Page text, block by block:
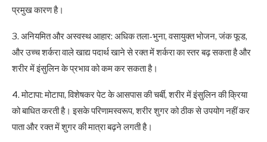
प्रमुख कारण है।
3. अनियमित और अस्वस्थ आहार: अधिक तला-भुना, वसायुक्त भोजन, जंक फूड,
और उच्च शर्करा वाले खाद्य पदार्थ खाने से रक्त में शर्करा का स्तर बढ़ सकता है और
शरीर में इंसुलिन के प्रभाव को कम कर सकता है।
4. मोटापा: मोटापा, विशेषकर पेट के आसपास की चर्बी, शरीर में इंसुलिन की क्रिया
को बाधित करती है। इसके परिणामस्वरूप, शरीर शुगर को ठीक से उपयोग नहीं कर
पाता और रक्त में शुगर की मात्रा बढ़ने लगती है।